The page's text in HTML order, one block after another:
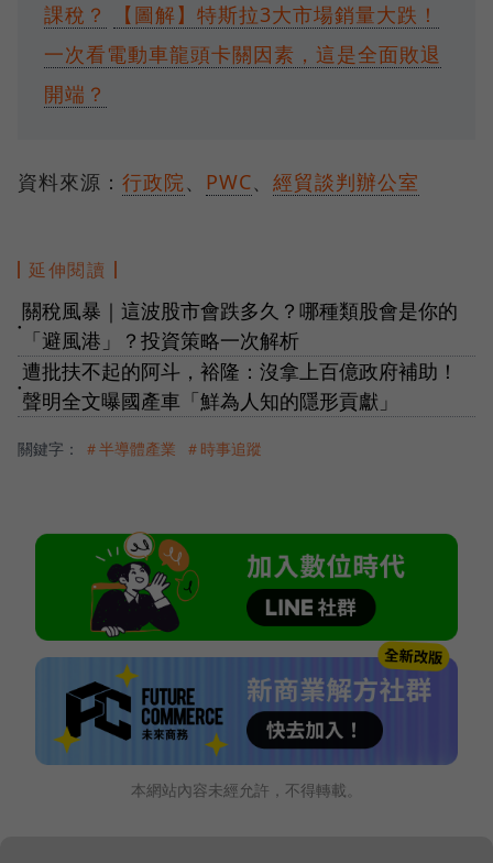
課稅？
【圖解】特斯拉3大市場銷量大跌！
一次看電動車龍頭卡關因素，這是全面敗退
開端？
資料來源： 行政院、 PWC、 經貿談判辦公室
延伸閱讀
●
關稅風暴｜這波股市會跌多久？哪種類股會是你的
「避風港」？投資策略一次解析
●
遭批扶不起的阿斗，裕隆：沒拿上百億政府補助！
聲明全文曝國產車「鮮為人知的隱形貢獻」
關鍵字： ＃半導體產業 ＃時事追蹤
本網站內容未經允許，不得轉載。